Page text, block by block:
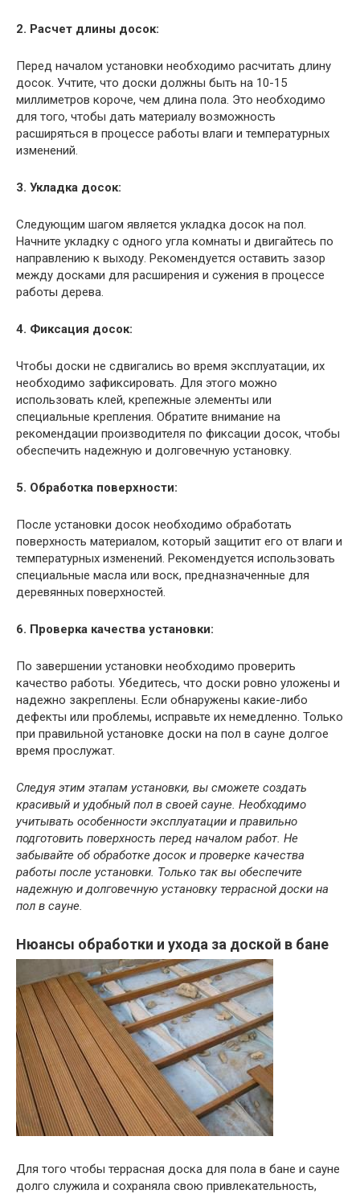
2. Расчет длины досок:
Перед началом установки необходимо расчитать длину
досок. Учтите, что доски должны быть на 10-15
миллиметров короче, чем длина пола. Это необходимо
для того, чтобы дать материалу возможность
расширяться в процессе работы влаги и температурных
изменений.
3. Укладка досок:
Следующим шагом является укладка досок на пол.
Начните укладку с одного угла комнаты и двигайтесь по
направлению к выходу. Рекомендуется оставить зазор
между досками для расширения и сужения в процессе
работы дерева.
4. Фиксация досок:
Чтобы доски не сдвигались во время эксплуатации, их
необходимо зафиксировать. Для этого можно
использовать клей, крепежные элементы или
специальные крепления. Обратите внимание на
рекомендации производителя по фиксации досок, чтобы
обеспечить надежную и долговечную установку.
5. Обработка поверхности:
После установки досок необходимо обработать
поверхность материалом, который защитит его от влаги и
температурных изменений. Рекомендуется использовать
специальные масла или воск, предназначенные для
деревянных поверхностей.
6. Проверка качества установки:
По завершении установки необходимо проверить
качество работы. Убедитесь, что доски ровно уложены и
надежно закреплены. Если обнаружены какие-либо
дефекты или проблемы, исправьте их немедленно. Только
при правильной установке доски на пол в сауне долгое
время прослужат.
Следуя этим этапам установки, вы сможете создать
красивый и удобный пол в своей сауне. Необходимо
учитывать особенности эксплуатации и правильно
подготовить поверхность перед началом работ. Не
забывайте об обработке досок и проверке качества
работы после установки. Только так вы обеспечите
надежную и долговечную установку террасной доски на
пол в сауне.
Нюансы обработки и ухода за доской в бане
Для того чтобы террасная доска для пола в бане и сауне
долго служила и сохраняла свою привлекательность,